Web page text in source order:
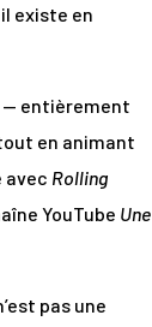
existe en
— entièrement
en animant
avec Rolling
YouTube Une
pas une